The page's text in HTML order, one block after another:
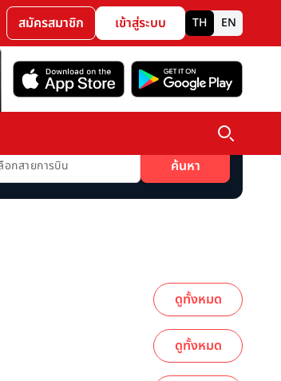
สมัครสมาชิก เข้าสู่ระบบ TH EN
อกสายการบิน
ค้นหา
ดูทั้งหมด
ดูทั้งหมด